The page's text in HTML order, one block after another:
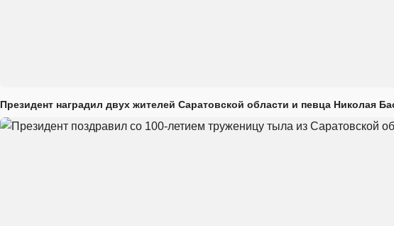
Президент наградил двух жителей Саратовской области и певца Николая